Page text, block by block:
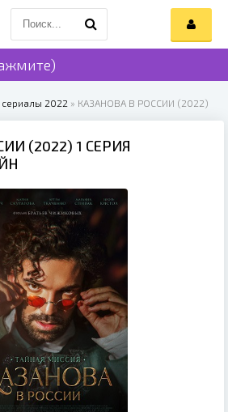
сериалы 2022 » КАЗАНОВА В РОССИИ (2022)
(2022) 1 СЕРИЯ